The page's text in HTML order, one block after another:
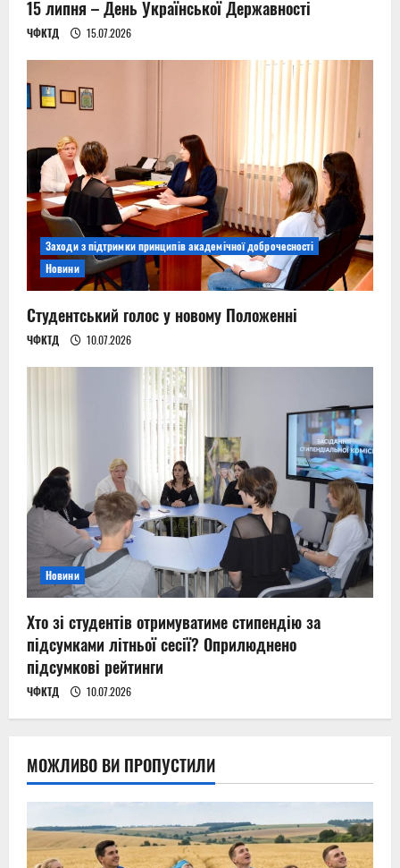
n
15 липня – День Української Державності
ЧФКТД 15.07.2026
Заходи з підтримки принципів академічної доброчесності
Новини
Студентський голос у новому Положенні
ЧФКТД 10.07.2026
Новини
Хто зі студентів отримуватиме стипендію за
підсумками літньої сесії? Оприлюднено
підсумкові рейтинги
ЧФКТД 10.07.2026
МОЖЛИВО ВИ ПРОПУСТИЛИ